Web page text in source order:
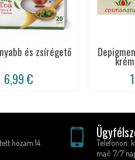
és zsírégető
6,99 €
hozam 14
Telefonon:
mail: 7/7